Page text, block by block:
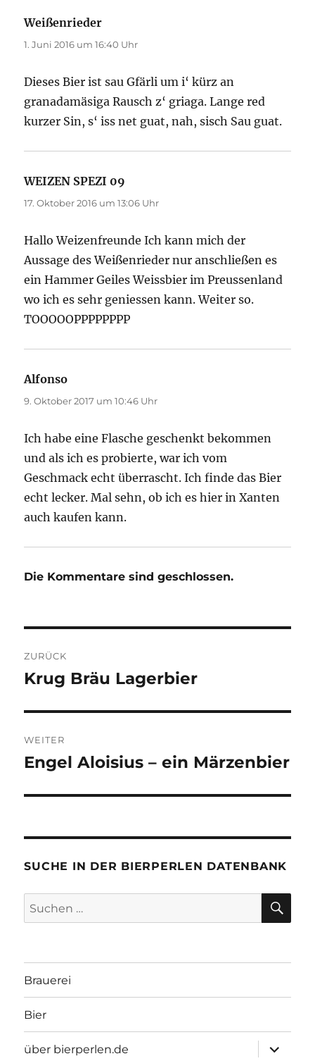
Weißenrieder
1. Juni 2016 um 16:40 Uhr
Dieses Bier ist sau Gfärli um i‘ kürz an
granadamäsiga Rausch z‘ griaga. Lange red
kurzer Sin, s‘ iss net guat, nah, sisch Sau guat.
WEIZEN SPEZI 09
17. Oktober 2016 um 13:06 Uhr
Hallo Weizenfreunde Ich kann mich der
Aussage des Weißenrieder nur anschließen es
ein Hammer Geiles Weissbier im Preussenland
wo ich es sehr geniessen kann. Weiter so.
TOOOOOPPPPPPPP
Alfonso
9. Oktober 2017 um 10:46 Uhr
Ich habe eine Flasche geschenkt bekommen
und als ich es probierte, war ich vom
Geschmack echt überrascht. Ich finde das Bier
echt lecker. Mal sehn, ob ich es hier in Xanten
auch kaufen kann.
Die Kommentare sind geschlossen.
ZURÜCK
Vorheriger
Krug Bräu Lagerbier
WEITER
Nächster
Engel Aloisius – ein Märzenbier
SUCHE IN DER BIERPERLEN DATENBANK
Suchen
nach:
Brauerei
Bier
über bierperlen.de
öffnen